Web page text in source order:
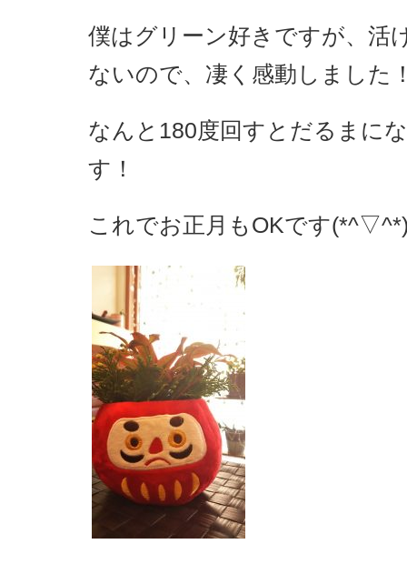
僕はグリーン好きですが、活
ないので、凄く感動しました
なんと180度回すとだるまに
す！
これでお正月もOKです